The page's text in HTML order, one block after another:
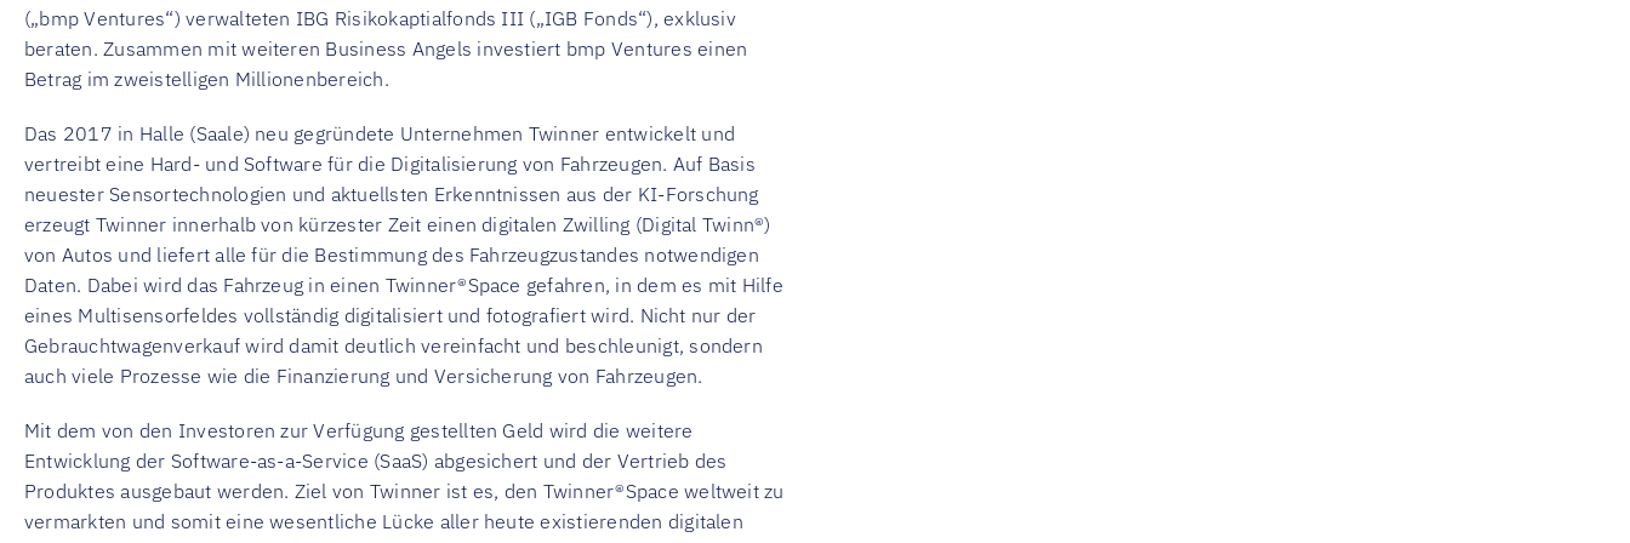
(„bmp Ventures“) verwalteten IBG Risikokaptialfonds III („IGB Fonds“), exklusiv
beraten. Zusammen mit weiteren Business Angels investiert bmp Ventures einen
Betrag im zweistelligen Millionenbereich.
Das 2017 in Halle (Saale) neu gegründete Unternehmen Twinner entwickelt und
vertreibt eine Hard- und Software für die Digitalisierung von Fahrzeugen. Auf Basis
neuester Sensortechnologien und aktuellsten Erkenntnissen aus der KI-Forschung
erzeugt Twinner innerhalb von kürzester Zeit einen digitalen Zwilling (Digital Twinn®)
von Autos und liefert alle für die Bestimmung des Fahrzeugzustandes notwendigen
Daten. Dabei wird das Fahrzeug in einen Twinner®Space gefahren, in dem es mit Hilfe
eines Multisensorfeldes vollständig digitalisiert und fotografiert wird. Nicht nur der
Gebrauchtwagenverkauf wird damit deutlich vereinfacht und beschleunigt, sondern
auch viele Prozesse wie die Finanzierung und Versicherung von Fahrzeugen.
Mit dem von den Investoren zur Verfügung gestellten Geld wird die weitere
Entwicklung der Software-as-a-Service (SaaS) abgesichert und der Vertrieb des
Produktes ausgebaut werden. Ziel von Twinner ist es, den Twinner®Space weltweit zu
vermarkten und somit eine wesentliche Lücke aller heute existierenden digitalen